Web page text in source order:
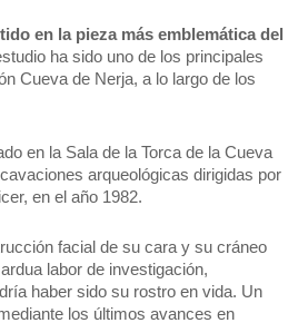
en la pieza más emblemática del
ha sido uno de los principales
Cueva de Nerja, a lo largo de los
en la Sala de la Torca de la Cueva
arqueológicas dirigidas por
en el año 1982.
facial de su cara y su cráneo
labor de investigación,
haber sido su rostro en vida. Un
los últimos avances en